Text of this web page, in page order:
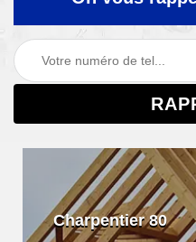
Charpentier 80